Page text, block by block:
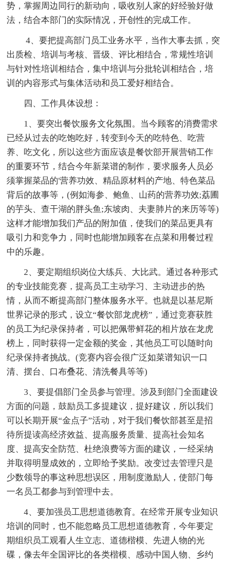
势，掌握周边同行的新动向，吸收别人家的好经验好做
法，结合本部门的实际情况，开创性的完成工作。
4、要把提高部门员工业务水平，当作大事去抓，突
出质检、培训与考核、晋级、评比相结合，常规性培训
与针对性培训相结合，集中培训与分批轮训相结合，培
训的内容形式与集体活动和员工爱好相结合。
四、工作具体设想：
1、要突出餐饮服务文化氛围。当今顾客的消费需求
已经从过去的吃饱吃好，转变到今天的吃特色、吃营
养、吃文化，所以这些方面应该是餐饮部开展营销工作
的重要环节，结合今年新菜谱的制作，要求服务人员必
须掌握菜品的'营养功效、精品原材料的产地、特色菜品
背后的故事等，(例如海参、鲍鱼、山药的营养功效;荔圃
的芋头、查干湖的胖头鱼;东坡肉、夫妻肺片的来历等等)
这样才能增加我们产品的附加值，使我们的菜品更具有
吸引力和竞争力，同时也能增加顾客在点菜和用餐过程
中的乐趣。
2、要定期组织岗位大练兵、大比武。通过各种形式
的专业技能竞赛，提高员工主动学习、主动进步的热
情，从而不断提高部门整体服务水平。也就是以基尼斯
世界记录的形式，设立“餐饮部龙虎榜”，通过竞赛获胜
的员工为纪录保持者，可以把佩带鲜花的相片放在龙虎
榜上，同时获得一定金额的奖金，其他员工可以随时向
纪录保持者挑战。(竞赛内容会很广泛如菜谱知识一口
清、摆台、口布叠花、清洗餐具等等)
3、要提倡部门全员参与管理。涉及到部门全面建设
方面的问题，鼓励员工多提建议，提好建议，所以我们
可以长期开展“金点子”活动，对于我们餐饮部甚至是招
待所提读高经济效益、提高服务质量、提高社会知名
度、提高安全防范、杜绝浪费等方面的建议，一经采纳
并取得明显成效的，立即给予奖励。改变过去管理只是
少数领导的事这种思想误区，用制度激励人，使部门每
一名员工都参与到管理中去。
4、要加强员工思想道德教育。在经常开展专业知识
培训的同时，也不能忽略员工思想道德教育，今年要定
期组织员工观看人生立志、道德楷模、先进人物的光
碟，像去年全国评比的各类楷模、感动中国人物、乡约